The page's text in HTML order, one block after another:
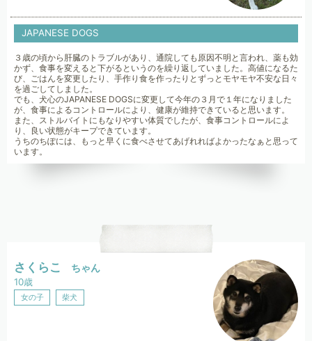
JAPANESE DOGS
３歳の頃から肝臓のトラブルがあり、通院しても原因不明と言われ、薬も効
かず、食事を変えると下がるというのを繰り返していました。高値になるた
び、ごはんを変更したり、手作り食を作ったりとずっとモヤモヤ不安な日々
を過ごしてしました。
でも、犬心のJAPANESE DOGSに変更して今年の３月で１年になりました
が、食事によるコントロールにより、健康が維持できていると思います。
また、ストルバイトにもなりやすい体質でしたが、食事コントロールによ
り、良い状態がキープできています。
うちのちぽには、もっと早くに食べさせてあげれればよかったなぁと思って
います。
さくらこ ちゃん
10歳
女の子 柴犬